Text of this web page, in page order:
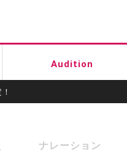
Audition
ナレーション